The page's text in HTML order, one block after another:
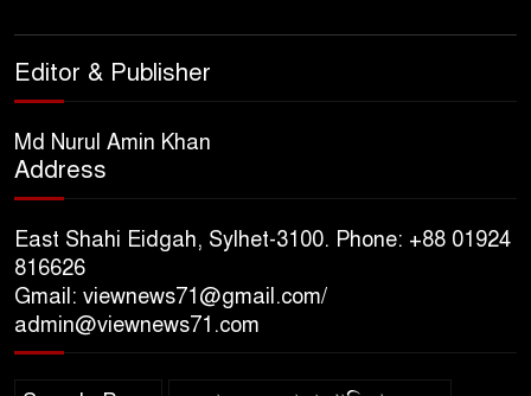
গভীর শ্রদ্ধা নিবেদন
সিলেট আরও দুইজনের মৃত্যু,
Editor & Publisher
Md Nurul Amin Khan
Address
East Shahi Eidgah, Sylhet-3100. Phone: +88 01924
816626
Gmail: viewnews71@gmail.com/
admin@viewnews71.com